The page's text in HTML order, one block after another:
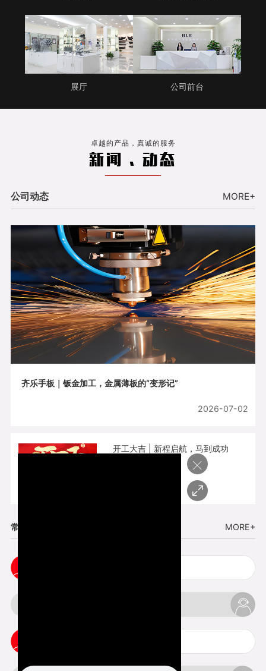
展厅 公司前台
卓越的产品，真诚的服务
新闻 . 动态
公司动态 MORE+
齐乐手板｜钣金加工，金属薄板的“变形记”
2026-07-02
开工大吉 | 新程启航，马到成功
常见问题 MORE+
×